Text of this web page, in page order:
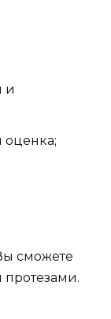
и
оценка;
сможете
протезами.